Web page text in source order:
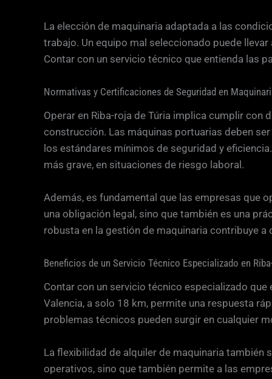
La elección de maquinaria adaptada a las
trabajo. Un equipo mal seleccionado puede
Contar con un servicio técnico que entienda las
Normativas y Certificaciones de Seguridad en
Operar en Riba-roja de Túria implica cumplir
construcción. Las máquinas portuarias deben
los estándares mínimos de seguridad y
más grave, en situaciones de riesgo laboral.
Además, es fundamental que las empresas que
una obligación legal, sino que también es una
robusta en la gestión de maquinaria contribuye
Beneficios de un Servicio Técnico Especializado en
Contar con un servicio técnico especializado
Valencia, a solo 18 km, permite una respuesta
problemas técnicos pueden surgir en cualquier
La flexibilidad de alquiler de maquinaria
operativos, sino que también permite a las